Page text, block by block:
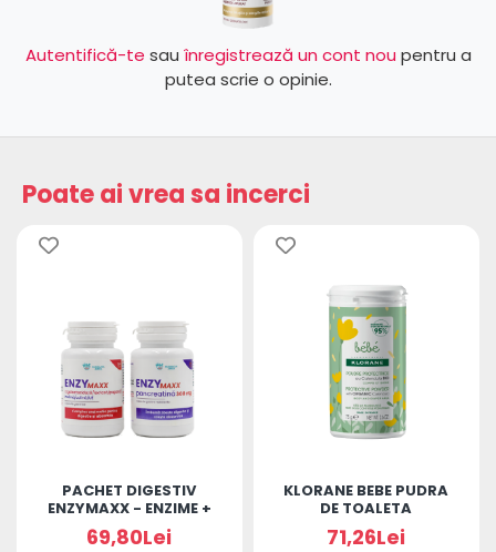
Autentifică-te sau înregistrează un cont nou pentru a
putea scrie o opinie.
Poate ai vrea sa incerci
PACHET DIGESTIV
ENZYMAXX - ENZIME +
PANCREATINA
69,80Lei
KLORANE BEBE PUDRA
DE TOALETA
PROTECTOARE
71,26Lei